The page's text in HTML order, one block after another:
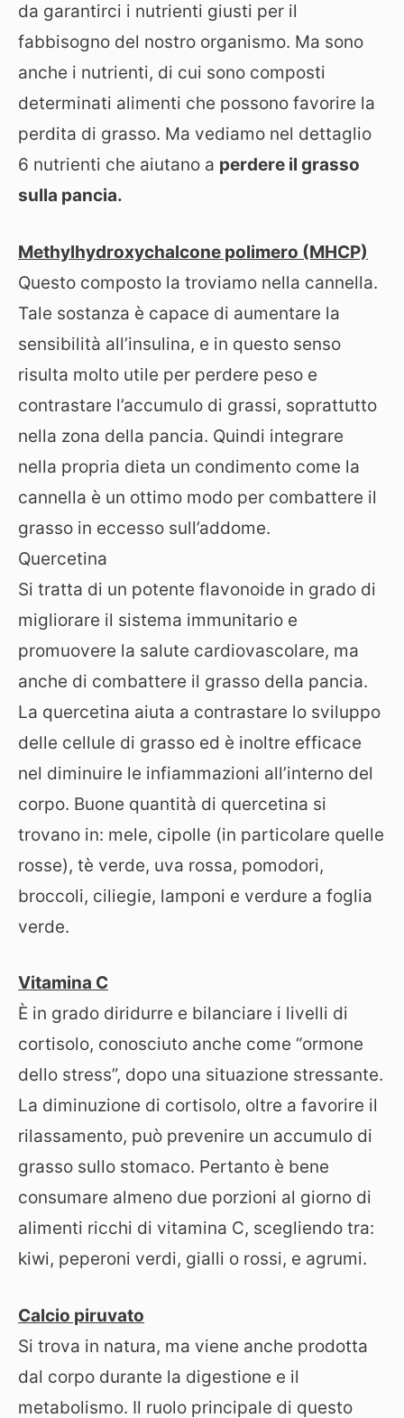
da garantirci i nutrienti giusti per il
fabbisogno del nostro organismo. Ma sono
anche i nutrienti, di cui sono composti
determinati alimenti che possono favorire la
perdita di grasso. Ma vediamo nel dettaglio
6 nutrienti che aiutano a perdere il grasso
sulla pancia.
Methylhydroxychalcone polimero (MHCP)
Questo composto la troviamo nella cannella.
Tale sostanza è capace di aumentare la
sensibilità all’insulina, e in questo senso
risulta molto utile per perdere peso e
contrastare l’accumulo di grassi, soprattutto
nella zona della pancia. Quindi integrare
nella propria dieta un condimento come la
cannella è un ottimo modo per combattere il
grasso in eccesso sull’addome.
Quercetina
Si tratta di un potente flavonoide in grado di
migliorare il sistema immunitario e
promuovere la salute cardiovascolare, ma
anche di combattere il grasso della pancia.
La quercetina aiuta a contrastare lo sviluppo
delle cellule di grasso ed è inoltre efficace
nel diminuire le infiammazioni all’interno del
corpo. Buone quantità di quercetina si
trovano in: mele, cipolle (in particolare quelle
rosse), tè verde, uva rossa, pomodori,
broccoli, ciliegie, lamponi e verdure a foglia
verde.
Vitamina C
È in grado diridurre e bilanciare i livelli di
cortisolo, conosciuto anche come “ormone
dello stress”, dopo una situazione stressante.
La diminuzione di cortisolo, oltre a favorire il
rilassamento, può prevenire un accumulo di
grasso sullo stomaco. Pertanto è bene
consumare almeno due porzioni al giorno di
alimenti ricchi di vitamina C, scegliendo tra:
kiwi, peperoni verdi, gialli o rossi, e agrumi.
Calcio piruvato
Si trova in natura, ma viene anche prodotta
dal corpo durante la digestione e il
metabolismo. Il ruolo principale di questo